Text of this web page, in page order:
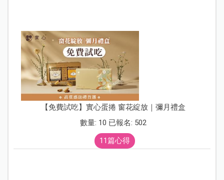
【免費試吃】實心蛋捲 窗花綻放｜彌月禮盒
數量: 10 已報名: 502
11篇心得